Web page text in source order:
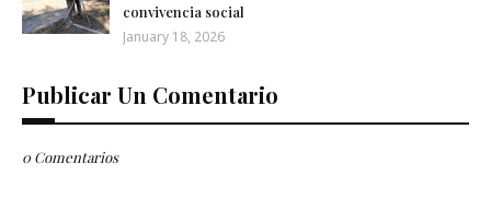
convivencia social
January 18, 2026
Publicar Un Comentario
0 Comentarios